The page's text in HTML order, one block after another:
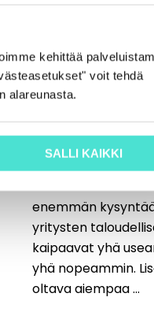
kehittää
voit tehdä
alareunasta.
SALLI KAIKKI
Laadukas
raportointi –
asia
5.11.2015
Sanna Alakare:
informaatiolle on
enemmän
yritysten
kaipaavat yhä
yhä nopeammin.
oltava aiempaa ...